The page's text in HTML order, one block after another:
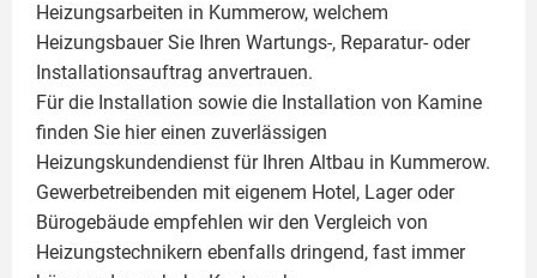
Heizungsarbeiten in Kummerow, welchem
Heizungsbauer Sie Ihren Wartungs-, Reparatur- oder
Installationsauftrag anvertrauen.
Für die Installation sowie die Installation von Kamine
finden Sie hier einen zuverlässigen
Heizungskundendienst für Ihren Altbau in Kummerow.
Gewerbetreibenden mit eigenem Hotel, Lager oder
Bürogebäude empfehlen wir den Vergleich von
Heizungstechnikern ebenfalls dringend, fast immer